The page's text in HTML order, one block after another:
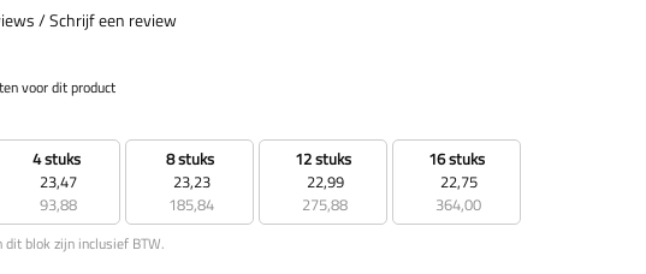
Schrijf een review
voor dit product
4 stuks
23,47
93,88
8 stuks
23,23
185,84
12 stuks
22,99
275,88
16 stuks
22,75
364,00
blok zijn inclusief BTW.